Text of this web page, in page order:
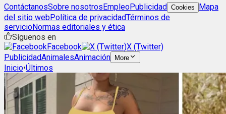
ContáctanosSobre nosotrosEmpleoPublicidad Cookies
Mapa
del sitio webPolítica de privacidadTérminos de
servicioNormas editoriales y ética
Síguenos en
Facebook
X (Twitter)
PublicidadAnimalesAnimación More
Inicio•Últimos